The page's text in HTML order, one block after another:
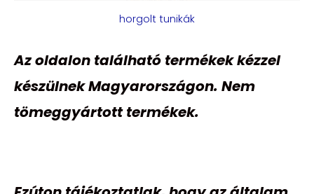
Az oldalon található termékek kézzel
készülnek Magyarországon. Nem
tömeggyártott termékek.
horgolt tunikák